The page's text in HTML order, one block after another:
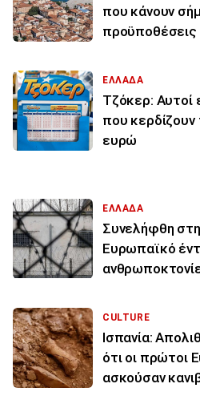
που κάνουν
προϋποθέσεις
ΕΛΛΑΔΑ
Τζόκερ: Αυτοί
που
ευρώ
ΕΛΛΑΔΑ
Συνελήφθη
Ευρωπαϊκό
CULTURE
Ισπανία:
ότι οι πρώτοι
ασκούσαν